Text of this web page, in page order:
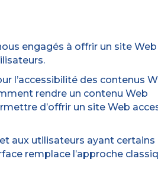
engagés à offrir un site Web
l’accessibilité des contenus
rendre un contenu Web
d’offrir un site Web
aux utilisateurs ayant certains
remplace l’approche